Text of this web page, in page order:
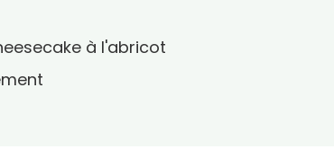
à l'abricot